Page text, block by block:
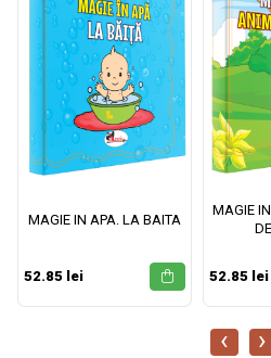
MAGIE IN APA. LA BAITA
52.85 lei
MAGIE
52.85 lei
‹ ›